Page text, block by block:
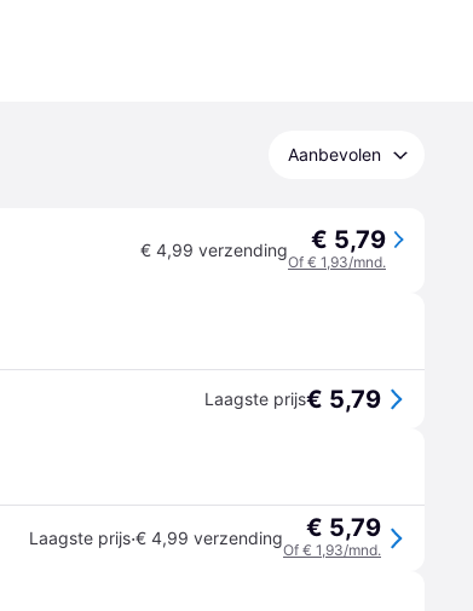
Aanbevolen
€ 4,99 verzending € 5,79
Of € 1,93/mnd.
Laagste prijs€ 5,79
Laagste prijs·€ 4,99 verzending € 5,79
Of € 1,93/mnd.